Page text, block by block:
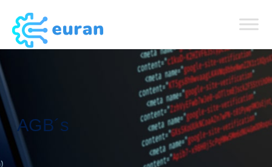
AGB´s